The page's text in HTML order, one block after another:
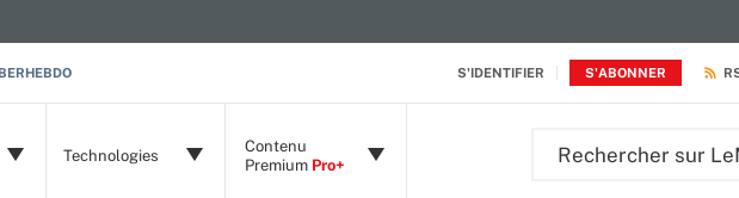
S'IDENTIFIER S'ABONNER
Technologies
Contenu
Premium Pro+